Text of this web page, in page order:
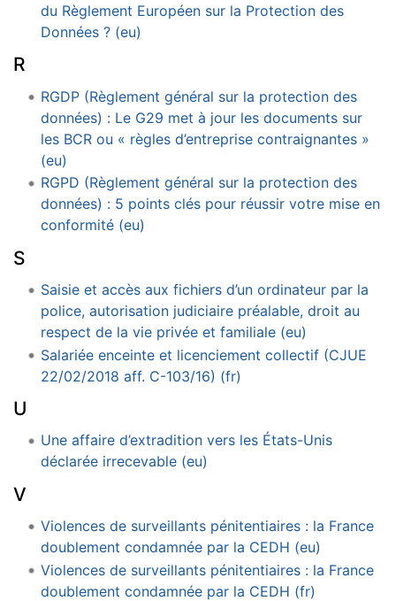
du Règlement Européen sur la Protection des
Données ? (eu)
R
RGDP (Règlement général sur la protection des
données) : Le G29 met à jour les documents sur
les BCR ou « règles d’entreprise contraignantes »
(eu)
RGPD (Règlement général sur la protection des
données) : 5 points clés pour réussir votre mise en
conformité (eu)
S
Saisie et accès aux fichiers d’un ordinateur par la
police, autorisation judiciaire préalable, droit au
respect de la vie privée et familiale (eu)
Salariée enceinte et licenciement collectif (CJUE
22/02/2018 aff. C-103/16) (fr)
U
Une affaire d’extradition vers les États-Unis
déclarée irrecevable (eu)
V
Violences de surveillants pénitentiaires : la France
doublement condamnée par la CEDH (eu)
Violences de surveillants pénitentiaires : la France
doublement condamnée par la CEDH (fr)